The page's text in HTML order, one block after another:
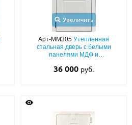
Увеличить
Арт-ММ305Утепленная
стальная дверь с белыми
панелями МДФ и
36 000 руб.